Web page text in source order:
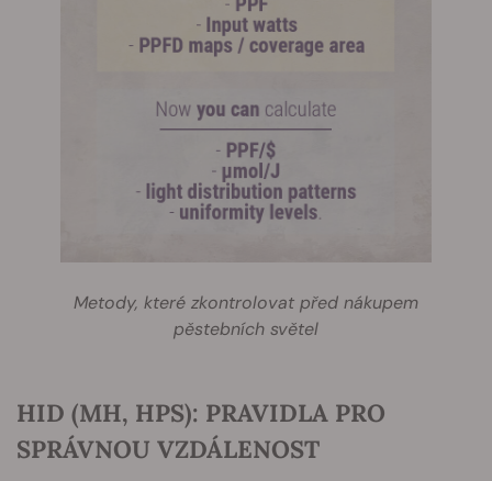
Metody, které zkontrolovat před nákupem
pěstebních světel
HID (MH, HPS): PRAVIDLA PRO
SPRÁVNOU VZDÁLENOST